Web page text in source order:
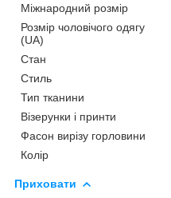
Міжнародний розмір
Розмір чоловічого одягу
(UA)
Стан
Стиль
Тип тканини
Візерунки і принти
Фасон вирізу горловини
Колір
Приховати